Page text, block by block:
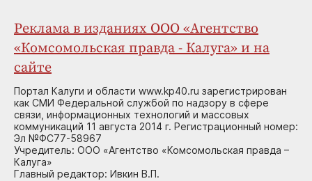
Реклама в изданиях ООО «Агентство
«Комсомольская правда - Калуга» и на
сайте
Портал Калуги и области www.kp40.ru зарегистрирован
как СМИ Федеральной службой по надзору в сфере
связи, информационных технологий и массовых
коммуникаций 11 августа 2014 г. Регистрационный номер:
Эл №ФС77-58967
Учредитель: ООО «Агентство «Комсомольская правда –
Калуга»
Главный редактор: Ивкин В.П.